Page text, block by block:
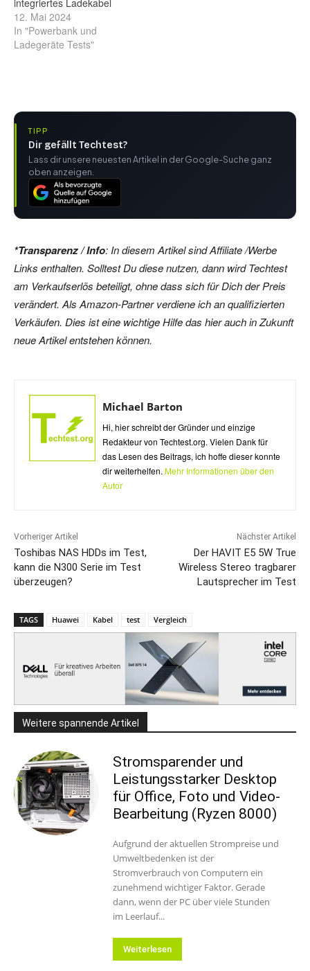
12. Mai 2024
In "Powerbank und
Ladegeräte Tests"
TIPP
Dir gefällt Techtest?
Lass dir unsere neuesten Artikel in der Google-Suche ganz
oben anzeigen.
*Transparenz / Info: In diesem Artikel sind Affiliate /Werbe
Links enthalten. Solltest Du diese nutzen, dann wird Techtest
am Verkaufserlös beteiligt, ohne dass sich für Dich der Preis
verändert. Als Amazon-Partner verdiene ich an qualifizierten
Verkäufen. Dies ist eine wichtige Hilfe das hier auch in Zukunft
neue Artikel entstehen können.
Michael Barton
Hi, hier schreibt der Gründer und einzige
Redakteur von Techtest.org. Vielen Dank für
das Lesen des Beitrags, ich hoffe dieser konnte
dir weiterhelfen. Mehr Informationen über den
Autor
Vorheriger Artikel
Toshibas NAS HDDs im Test,
kann die N300 Serie im Test
überzeugen?
Nächster Artikel
Der HAVIT E5 5W True
Wireless Stereo tragbarer
Lautsprecher im Test
TAGS Huawei Kabel test Vergleich
Weitere spannende Artikel
Stromsparender und
Leistungsstarker Desktop
für Office, Foto und Video-
Bearbeitung (Ryzen 8000)
Aufgrund der aktuellen Strompreise und
Umweltbedenken ist der
Stromverbrauch von Computern ein
zunehmend wichtiger Faktor. Gerade
dann, wenn der PC über viele Stunden
im Leerlauf...
Weiterlesen